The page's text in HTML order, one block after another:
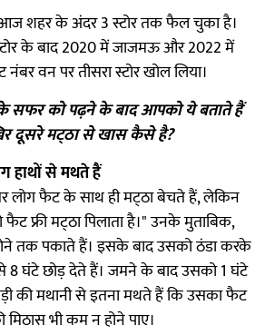
शहर के अंदर 3 स्टोर तक फैल चुका है।
स्टोर के बाद 2020 में जाजमऊ और 2022 में
वन पर तीसरा स्टोर खोल लिया।
सफर को पढ़ने के बाद आपको ये बताते हैं
दूसरे मट्‌ठा से खास कैसे है?
हाथों से मथते हैं
लोग फैट के साथ ही मट्‌ठा बेचते हैं, लेकिन
फ्री मट्‌ठा पिलाता है।" उनके मुताबिक,
तक पकाते हैं। इसके बाद उसको ठंडा करके
8 घंटे छोड़ देते हैं। जमने के बाद उसको 1 घंटे
की मथानी से इतना मथते हैं कि उसका फैट
भी कम न होने पाए।